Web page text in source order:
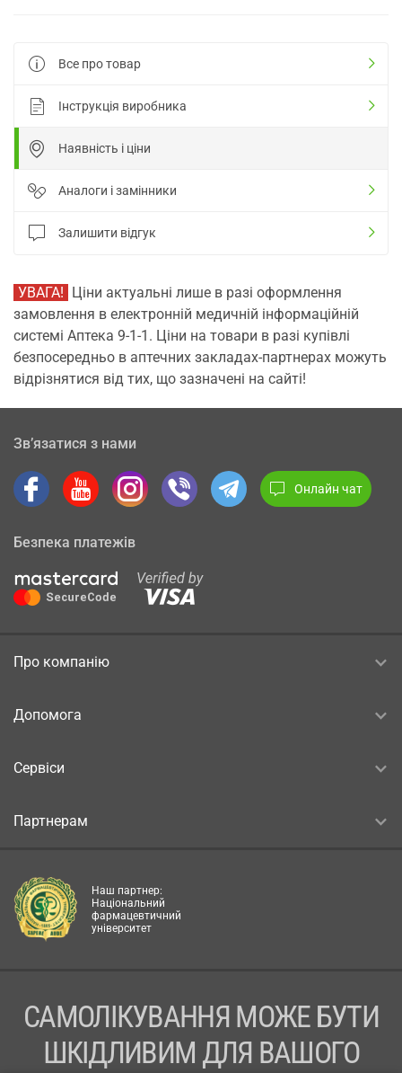
Все про товар
Інструкція виробника
Наявність і ціни
Аналоги і замінники
Залишити відгук
УВАГА! Ціни актуальні лише в разі оформлення
замовлення в електронній медичній інформаційній
системі Аптека 9-1-1. Ціни на товари в разі купівлі
безпосередньо в аптечних закладах-партнерах можуть
відрізнятися від тих, що зазначені на сайті!
Зв’язатися з нами
Онлайн чат
Безпека платежів
Про компанію
Допомога
Сервіси
Партнерам
Наш партнер:
Національний
фармацевтичний
університет
САМОЛІКУВАННЯ МОЖЕ БУТИ
ШКІДЛИВИМ ДЛЯ ВАШОГО